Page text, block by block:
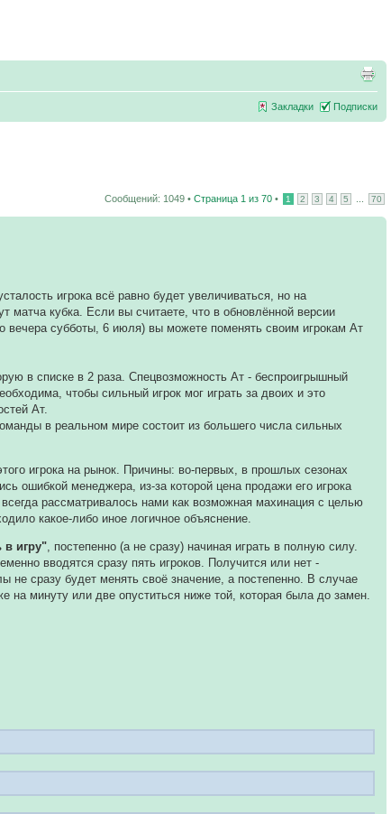
Закладки Подписки
Сообщений: 1049 • Страница 1 из 70 • 1 2 3 4 5 70
игрока всё равно будет увеличиваться, но на
кубка. Если вы считаете, что в обновлённой версии
вечера субботы, 6 июля) вы можете поменять своим игрокам Ат
в списке в 2 раза. Спецвозможность Ат - беспроигрышный
чтобы сильный игрок мог играть за двоих и это
Ат.
в реальном мире состоит из большего числа сильных
игрока на рынок. Причины: во-первых, в прошлых сезонах
ошибкой менеджера, из-за которой цена продажи его игрока
рассматривалось нами как возможная махинация с целью
какое-либо иное логичное объяснение.
в игру" , постепенно (а не сразу) начиная играть в полную силу.
вводятся сразу пять игроков. Получится или нет -
не сразу будет менять своё значение, а постепенно. В случае
минуту или две опуститься ниже той, которая была до замен.